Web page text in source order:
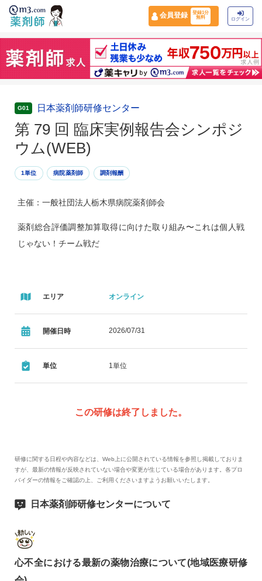
会員登録
登録1分
無料
ログイン
G01 日本薬剤師研修センター
第 79 回 臨床実例報告会シンポジ
ウム(WEB)
1単位 病院薬剤師 調剤報酬
主催：一般社団法人栃木県病院薬剤師会
薬剤総合評価調整加算取得に向けた取り組み〜これは個人戦
じゃない！チーム戦だ
エリア オンライン
開催日時 2026/07/31
単位 1単位
この研修は終了しました。
研修に関する日程や内容などは、Web上に公開されている情報を参照し掲載しておりま
すが、最新の情報が反映されていない場合や変更が生じている場合があります。各プロ
バイダーの情報をご確認の上、ご利用くださいますようお願いいたします。
日本薬剤師研修センターについて
心不全における最新の薬物治療について(地域医療研修